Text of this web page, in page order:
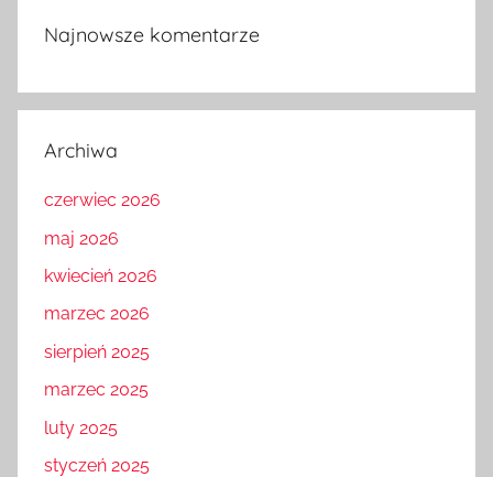
Najnowsze komentarze
Archiwa
czerwiec 2026
maj 2026
kwiecień 2026
marzec 2026
sierpień 2025
marzec 2025
luty 2025
styczeń 2025